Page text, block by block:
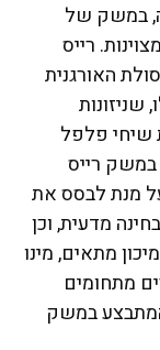
במשק של
רייס
האורגנית
שיחי פלפל
במשק רייס
מנת לבסס את
מדעית, וכן
מתאים, מינו
מתחומים
במשק